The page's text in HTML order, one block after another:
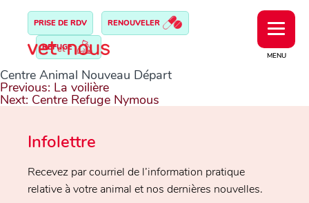
MENU
PRISE DE RDV RENOUVELER
REFUGE
Centre Animal Nouveau Départ
Navigation
de
l’article
Previous: La voilière
Next: Centre Refuge Nymous
Infolettre
Recevez par courriel de l’information pratique
relative à votre animal et nos dernières nouvelles.